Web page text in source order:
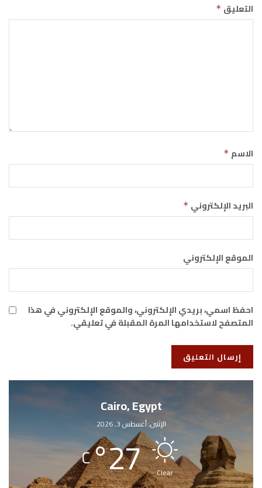
التعليق *
الاسم *
البريد الإلكتروني *
الموقع الإلكتروني
احفظ اسمي، بريدي الإلكتروني، والموقع الإلكتروني في هذا
المتصفح لاستخدامها المرة المقبلة في تعليقي.
Cairo, Egypt
الإثنين, أغسطس 3, 2026
Clear
27
°
C